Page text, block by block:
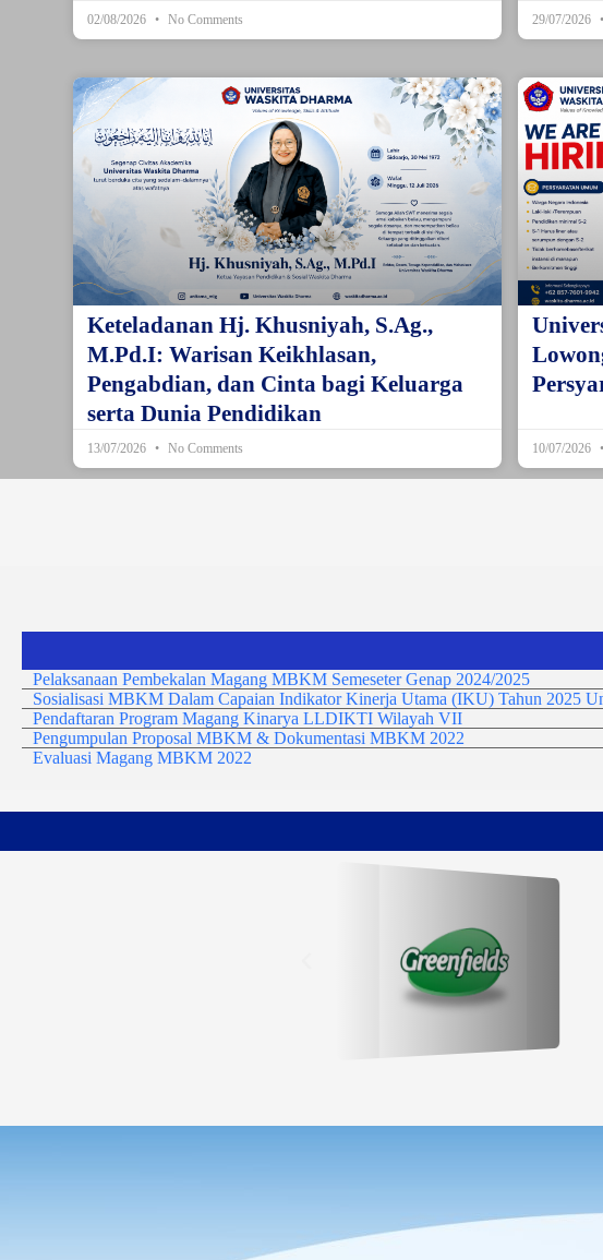
02/08/2026 No Comments 29/07/2026
Keteladanan Hj. Khusniyah, S.Ag.,
M.Pd.I: Warisan Keikhlasan,
Pengabdian, dan Cinta bagi Keluarga
serta Dunia Pendidikan
13/07/2026 No Comments 10/07/2026
Pelaksanaan Pembekalan Magang MBKM Semeseter Genap 2024/2025
Sosialisasi MBKM Dalam Capaian Indikator Kinerja Utama (IKU) Tahun 2025
Pendaftaran Program Magang Kinarya LLDIKTI Wilayah VII
Pengumpulan Proposal MBKM & Dokumentasi MBKM 2022
Evaluasi Magang MBKM 2022